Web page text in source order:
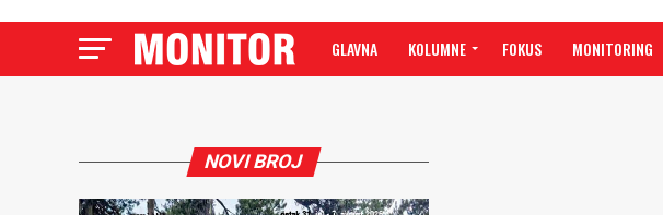
GLAVNA KOLUMNE FOKUS MONITORING
NOVI BROJ